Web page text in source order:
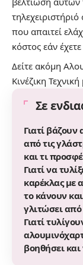
που απαιτεί
κόστος εάν
Δείτε ακόμη
Κινέζικη
Σε
Γιατί
από τις
και τι
Γιατί να
καρέκλας με
το κάνουν
γλιτώσει από
Γιατί
βοηθήσει